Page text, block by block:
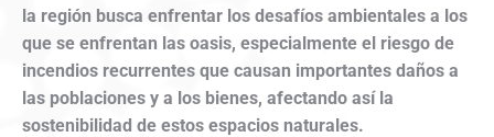
la región busca enfrentar los desafíos ambientales a los
que se enfrentan las oasis, especialmente el riesgo de
incendios recurrentes que causan importantes daños a
las poblaciones y a los bienes, afectando así la
sostenibilidad de estos espacios naturales.